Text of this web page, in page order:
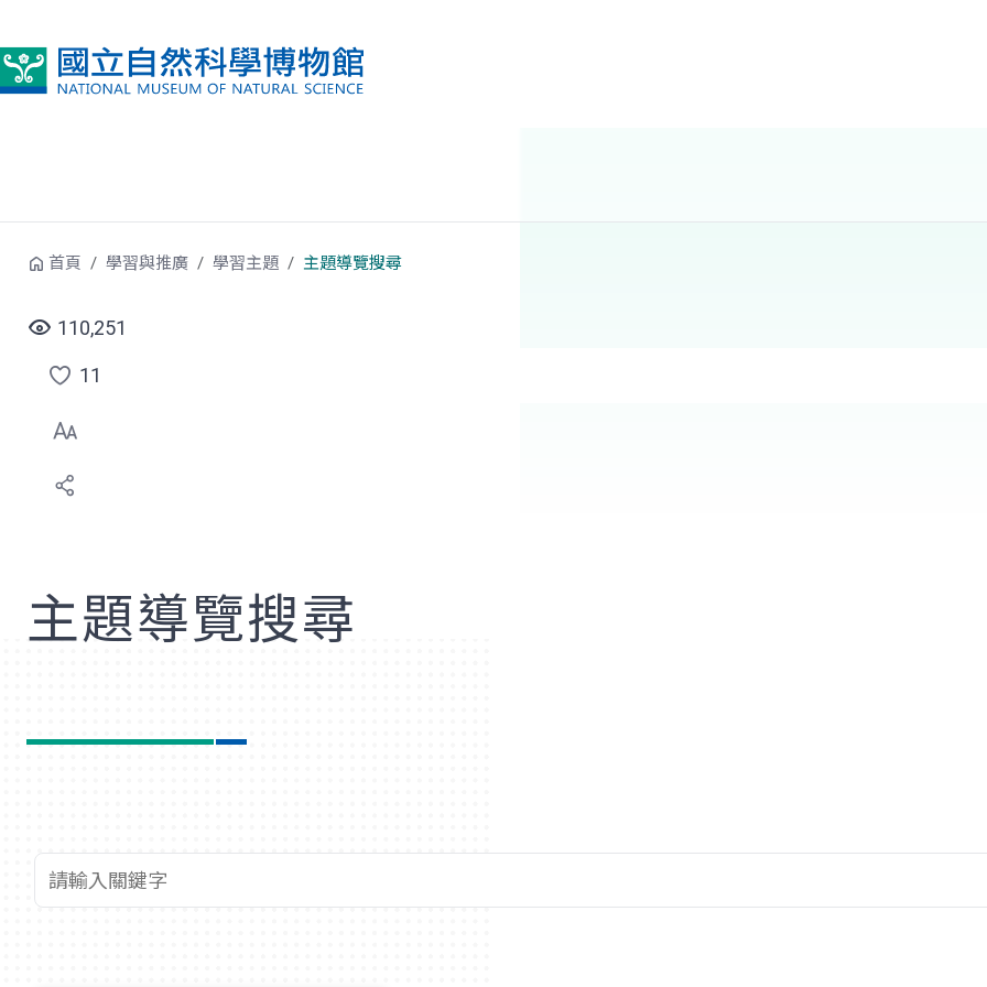
首頁 學習與推廣 學習主題 主題導覽搜尋
110,251
點
選
喜
11
主題導覽搜尋
查詢關鍵字